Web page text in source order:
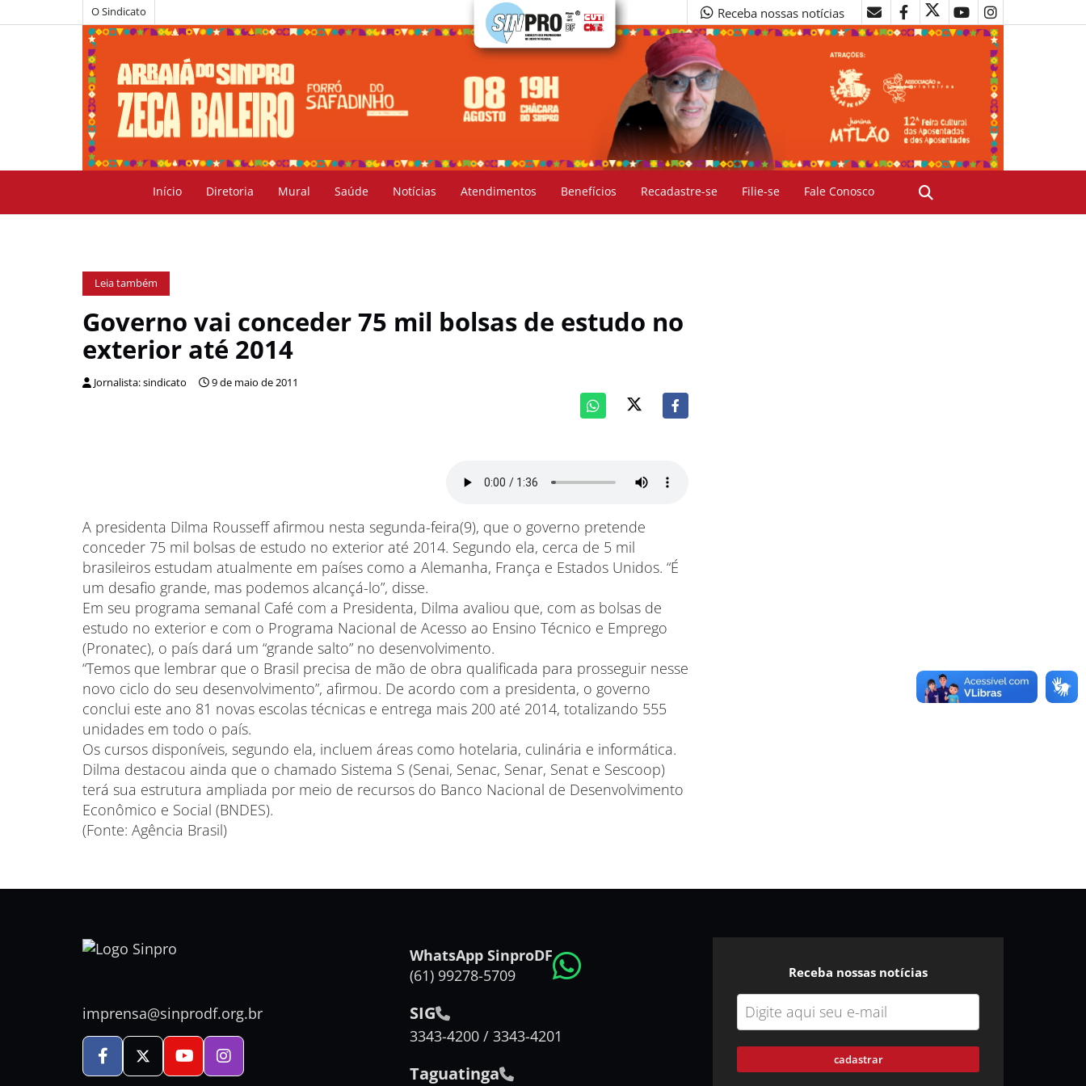
O Sindicato Receba nossas notícias
Início Diretoria Mural Saúde Notícias Atendimentos Benefícios Recadastre-se Filie-se Fale Conosco
Leia também
Governo vai conceder 75 mil bolsas de estudo no
exterior até 2014
Jornalista: sindicato 9 de maio de 2011
A presidenta Dilma Rousseff afirmou nesta segunda-feira(9), que o governo pretende
conceder 75 mil bolsas de estudo no exterior até 2014. Segundo ela, cerca de 5 mil
brasileiros estudam atualmente em países como a Alemanha, França e Estados Unidos. “É
um desafio grande, mas podemos alcançá-lo”, disse.
Em seu programa semanal Café com a Presidenta, Dilma avaliou que, com as bolsas de
estudo no exterior e com o Programa Nacional de Acesso ao Ensino Técnico e Emprego
(Pronatec), o país dará um “grande salto” no desenvolvimento.
“Temos que lembrar que o Brasil precisa de mão de obra qualificada para prosseguir nesse
novo ciclo do seu desenvolvimento”, afirmou. De acordo com a presidenta, o governo
conclui este ano 81 novas escolas técnicas e entrega mais 200 até 2014, totalizando 555
unidades em todo o país.
Os cursos disponíveis, segundo ela, incluem áreas como hotelaria, culinária e informática.
Dilma destacou ainda que o chamado Sistema S (Senai, Senac, Senar, Senat e Sescoop)
terá sua estrutura ampliada por meio de recursos do Banco Nacional de Desenvolvimento
Econômico e Social (BNDES).
(Fonte: Agência Brasil)
imprensa@sinprodf.org.br
WhatsApp SinproDF
(61) 99278-5709
SIG
3343-4200 / 3343-4201
Taguatinga
Receba nossas notícias
cadastrar